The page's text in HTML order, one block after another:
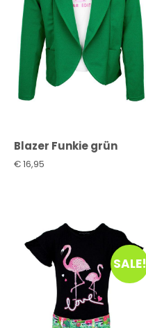
Blazer Funkie grün
€16,95
SALE!